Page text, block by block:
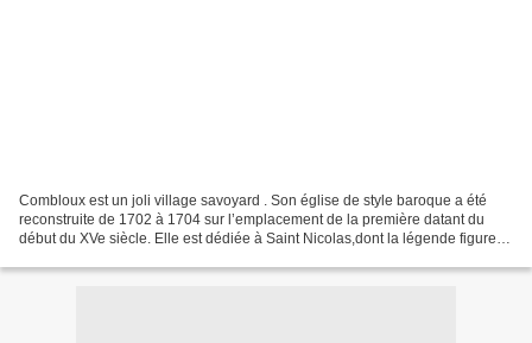
Combloux est un joli village savoyard . Son église de style baroque a été
reconstruite de 1702 à 1704 sur l’emplacement de la première datant du
début du XVe siècle. Elle est dédiée à Saint Nicolas,dont la légende figure